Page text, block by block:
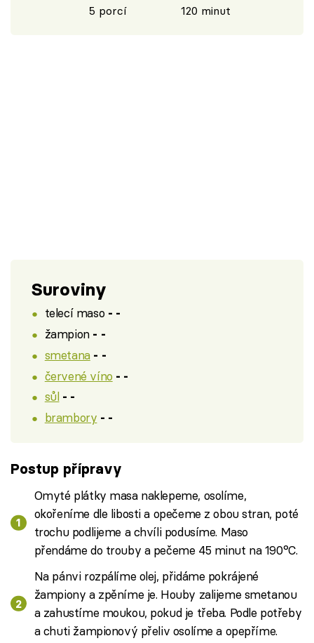
5 porcí 120 minut
Suroviny
telecí maso - -
žampion - -
smetana - -
červené víno - -
sůl - -
brambory - -
Postup přípravy
Omyté plátky masa naklepeme, osolíme,
okořeníme dle libosti a opečeme z obou stran, poté
trochu podlijeme a chvíli podusíme. Maso
přendáme do trouby a pečeme 45 minut na 190°C.
Na pánvi rozpálíme olej, přidáme pokrájené
žampiony a zpěníme je. Houby zalijeme smetanou
a zahustíme moukou, pokud je třeba. Podle potřeby
a chuti žampionový přeliv osolíme a opepříme.